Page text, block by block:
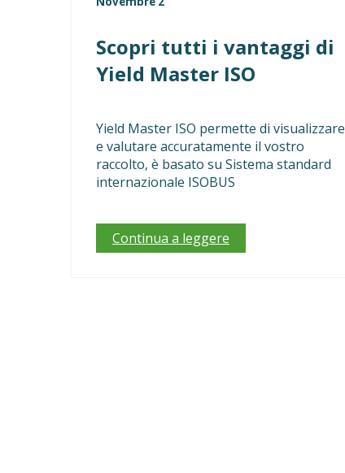
Scopri tutti i vantaggi di
Yield Master ISO
Yield Master ISO permette di visualizzare
e valutare accuratamente il vostro
raccolto, è basato su Sistema standard
internazionale ISOBUS
Continua a leggere